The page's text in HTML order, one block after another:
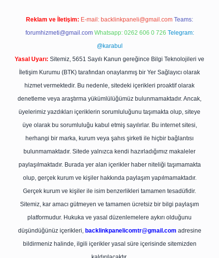
Reklam ve İletişim: E-mail: backlinkpaneli@gmail.com Teams:
forumhizmeti@gmail.com Whatsapp: 0262 606 0 726 Telegram:
@karabul
Yasal Uyarı: Sitemiz, 5651 Sayılı Kanun gereğince Bilgi Teknolojileri ve
İletişim Kurumu (BTK) tarafından onaylanmış bir Yer Sağlayıcı olarak
hizmet vermektedir. Bu nedenle, sitedeki içerikleri proaktif olarak
denetleme veya araştırma yükümlülüğümüz bulunmamaktadır. Ancak,
üyelerimiz yazdıkları içeriklerin sorumluluğunu taşımakta olup, siteye
üye olarak bu sorumluluğu kabul etmiş sayılırlar. Bu internet sitesi,
herhangi bir marka, kurum veya şahıs şirketi ile hiçbir bağlantısı
bulunmamaktadır. Sitede yalnızca kendi hazırladığımız makaleler
paylaşılmaktadır. Burada yer alan içerikler haber niteliği taşımamakta
olup, gerçek kurum ve kişiler hakkında paylaşım yapılmamaktadır.
Gerçek kurum ve kişiler ile isim benzerlikleri tamamen tesadüfidir.
Sitemiz, kar amacı gütmeyen ve tamamen ücretsiz bir bilgi paylaşım
platformudur. Hukuka ve yasal düzenlemelere aykırı olduğunu
düşündüğünüz içerikleri, backlinkpanelicomtr@gmail.com adresine
bildirmeniz halinde, ilgili içerikler yasal süre içerisinde sitemizden